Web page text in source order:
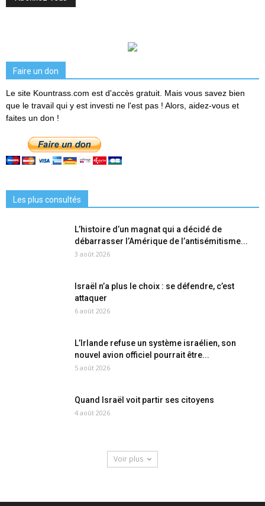
Faire un don
Le site Kountrass.com est d'accès gratuit. Mais vous savez bien
que le travail qui y est investi ne l'est pas ! Alors, aidez-vous et
faites un don !
Les plus consultés
L’histoire d’un magnat qui a décidé de
débarrasser l’Amérique de l’antisémitisme...
3 août 2026
Israël n’a plus le choix : se défendre, c’est
attaquer
6 août 2026
L’Irlande refuse un système israélien, son
nouvel avion officiel pourrait être...
5 août 2026
Quand Israël voit partir ses citoyens
4 août 2026
Voir plus